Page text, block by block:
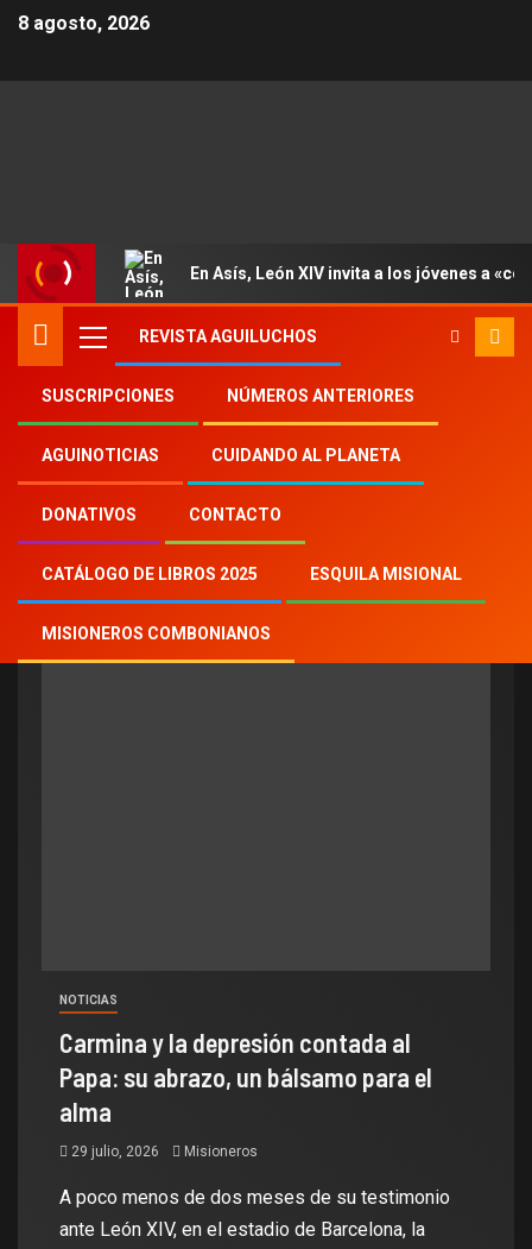
8 agosto, 2026
En Asís, León XIV invita a los jóvenes a
REVISTA AGUILUCHOS
SUSCRIPCIONES NÚMEROS ANTERIORES
AGUINOTICIAS CUIDANDO AL PLANETA
DONATIVOS CONTACTO
CATÁLOGO DE LIBROS 2025 ESQUILA MISIONAL
MISIONEROS COMBONIANOS
Inicio Aguinoticias salud mental
salud mental
NOTICIAS
Carmina y la depresión contada al
Papa: su abrazo, un bálsamo para el
alma
29 julio, 2026 Misioneros
A poco menos de dos meses de su testimonio
ante León XIV, en el estadio de Barcelona, la